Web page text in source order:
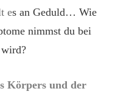
es an Geduld… Wie
nimmst du bei
Körpers und der